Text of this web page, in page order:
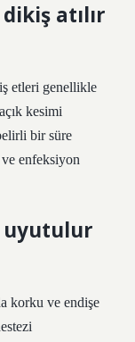
atılır
etleri genellikle
kesimi
bir süre
ve enfeksiyon
uyutulur
korku ve endişe